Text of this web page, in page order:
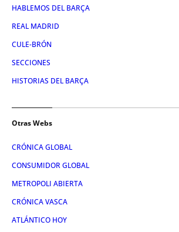
HABLEMOS DEL BARÇA
REAL MADRID
CULE-BRÓN
SECCIONES
HISTORIAS DEL BARÇA
Otras Webs
CRÓNICA GLOBAL
CONSUMIDOR GLOBAL
METROPOLI ABIERTA
CRÓNICA VASCA
ATLÁNTICO HOY